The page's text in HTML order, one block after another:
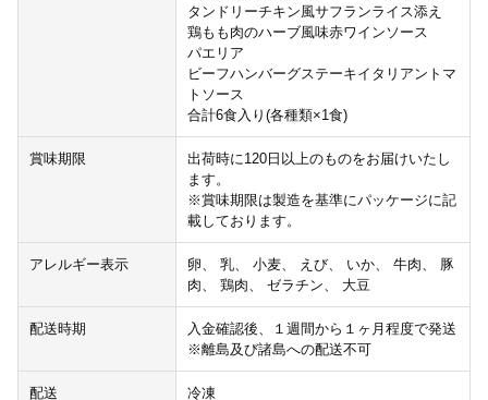
タンドリーチキン風サフランライス添え
鶏もも肉のハーブ風味赤ワインソース
パエリア
ビーフハンバーグステーキイタリアントマ
トソース
合計6食入り(各種類×1食)
賞味期限
出荷時に120日以上のものをお届けいたし
ます。
※賞味期限は製造を基準にパッケージに記
載しております。
アレルギー表示
卵、 乳、 小麦、 えび、 いか、 牛肉、 豚
肉、 鶏肉、 ゼラチン、 大豆
配送時期
入金確認後、１週間から１ヶ月程度で発送
※離島及び諸島への配送不可
配送 冷凍